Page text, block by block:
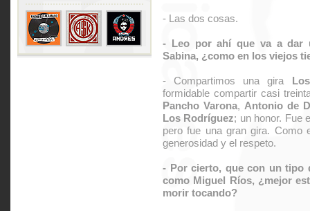
- Las dos cosas.
- Leo por ahí que va a dar
Sabina, ¿como en los viejos
- Compartimos una gira
formidable compartir casi
Pancho Varona, Antonio de
Los Rodríguez; un honor. Fue
pero fue una gran gira. Como
generosidad y el respeto.
- Por cierto, que con un tipo
como Miguel Ríos, ¿mejor
morir tocando?